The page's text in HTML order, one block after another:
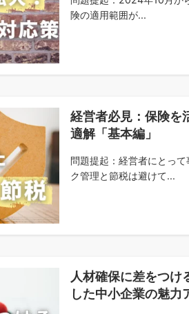
険の適用範囲が...
経営者必見：保険を
適解「基本編」
問題提起：経営者にとっ
ク管理と節税は避けて...
人材確保に差をつけ
した中小企業の魅力